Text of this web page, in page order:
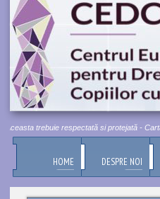
trebuie respectată si protejată -
HOME DESPRE NOI